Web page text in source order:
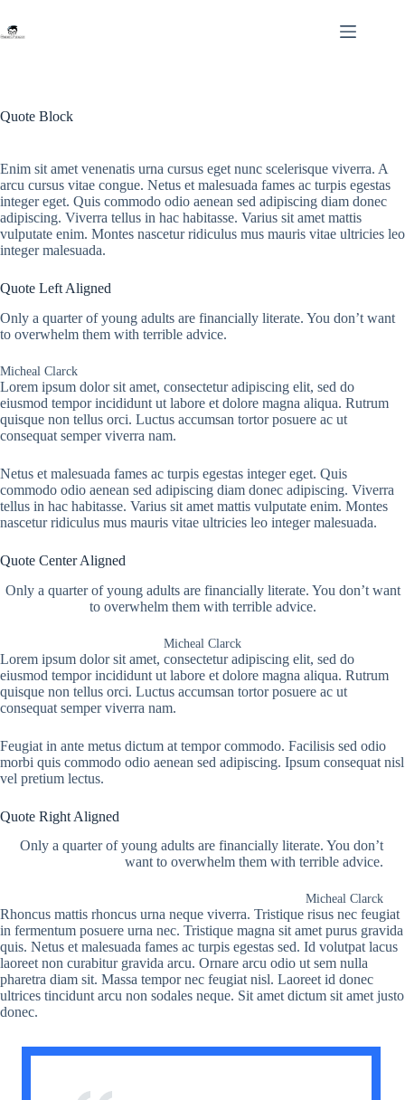
to
content
Quote Block
Enim sit amet venenatis urna cursus eget nunc scelerisque viverra. A
arcu cursus vitae congue. Netus et malesuada fames ac turpis egestas
integer eget. Quis commodo odio aenean sed adipiscing diam donec
adipiscing. Viverra tellus in hac habitasse. Varius sit amet mattis
vulputate enim. Montes nascetur ridiculus mus mauris vitae ultricies leo
integer malesuada.
Quote Left Aligned
Only a quarter of young adults are financially literate. You don’t want
to overwhelm them with terrible advice.
Micheal Clarck
Lorem ipsum dolor sit amet, consectetur adipiscing elit, sed do
eiusmod tempor incididunt ut labore et dolore magna aliqua. Rutrum
quisque non tellus orci. Luctus accumsan tortor posuere ac ut
consequat semper viverra nam.
Netus et malesuada fames ac turpis egestas integer eget. Quis
commodo odio aenean sed adipiscing diam donec adipiscing. Viverra
tellus in hac habitasse. Varius sit amet mattis vulputate enim. Montes
nascetur ridiculus mus mauris vitae ultricies leo integer malesuada.
Quote Center Aligned
Only a quarter of young adults are financially literate. You don’t want
to overwhelm them with terrible advice.
Micheal Clarck
Lorem ipsum dolor sit amet, consectetur adipiscing elit, sed do
eiusmod tempor incididunt ut labore et dolore magna aliqua. Rutrum
quisque non tellus orci. Luctus accumsan tortor posuere ac ut
consequat semper viverra nam.
Feugiat in ante metus dictum at tempor commodo. Facilisis sed odio
morbi quis commodo odio aenean sed adipiscing. Ipsum consequat nisl
vel pretium lectus.
Quote Right Aligned
Only a quarter of young adults are financially literate. You don’t
want to overwhelm them with terrible advice.
Micheal Clarck
Rhoncus mattis rhoncus urna neque viverra. Tristique risus nec feugiat
in fermentum posuere urna nec. Tristique magna sit amet purus gravida
quis. Netus et malesuada fames ac turpis egestas sed. Id volutpat lacus
laoreet non curabitur gravida arcu. Ornare arcu odio ut sem nulla
pharetra diam sit. Massa tempor nec feugiat nisl. Laoreet id donec
ultrices tincidunt arcu non sodales neque. Sit amet dictum sit amet justo
donec.